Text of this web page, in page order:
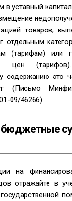
в уставный капитал;
товаров,
отдельным
(тарифам) или
цен
содержанию это
(Письмо
09/46266).
бюджетные
на
отражайте в